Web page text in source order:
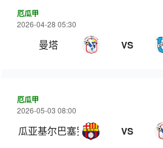
厄瓜甲
2026-04-28 05:30
曼塔 VS
厄瓜甲
2026-05-03 08:00
瓜亚基尔巴塞罗那 VS